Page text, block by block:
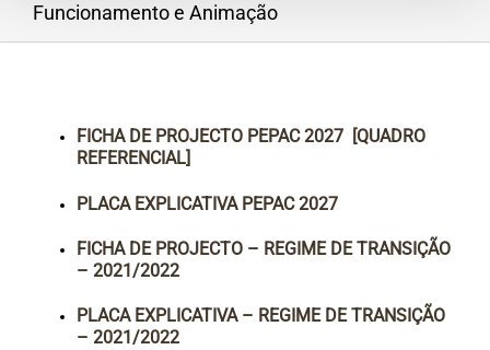
Funcionamento e Animação
FICHA DE PROJECTO PEPAC 2027 [QUADRO
REFERENCIAL]
PLACA EXPLICATIVA PEPAC 2027
FICHA DE PROJECTO – REGIME DE TRANSIÇÃO
– 2021/2022
PLACA EXPLICATIVA – REGIME DE TRANSIÇÃO
– 2021/2022